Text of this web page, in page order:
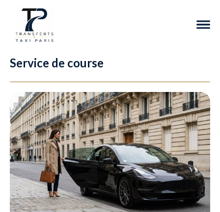
Service de course